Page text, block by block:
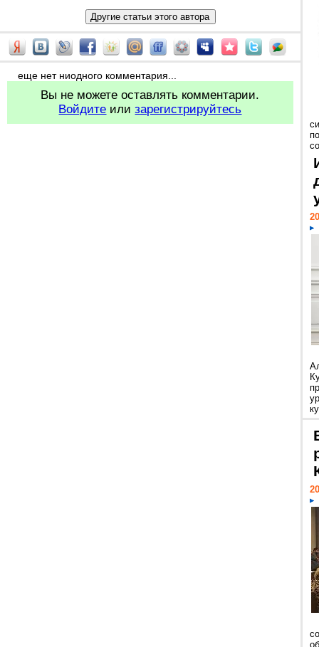
еще нет ниодного комментария...
Вы не можете оставлять комментарии.
Войдите илизарегистрируйтесь